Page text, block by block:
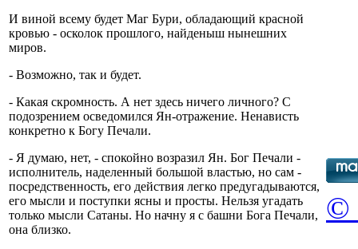
И виной всему будет Маг Бури, обладающий красной
кровью - осколок прошлого, найденыш нынешних
миров.
- Возможно, так и будет.
- Какая скромность. А нет здесь ничего личного? С
подозрением осведомился Ян-отражение. Ненависть
конкретно к Богу Печали.
- Я думаю, нет, - спокойно возразил Ян. Бог Печали -
исполнитель, наделенный большой властью, но сам -
посредственность, его действия легко предугадываются,
его мысли и поступки ясны и просты. Нельзя угадать
только мысли Сатаны. Но начну я с башни Бога Печали,
она близко.
©